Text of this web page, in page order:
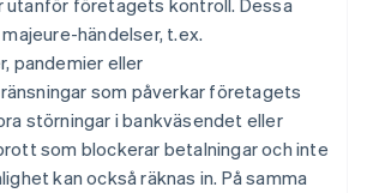
företagets kontroll. Dessa
händelser, t.ex.
pandemier eller
som påverkar företagets
störningar i bankväsendet eller
som blockerar betalningar och inte
kan också räknas in. På samma